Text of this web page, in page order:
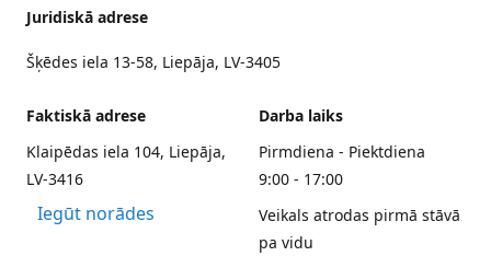
Juridiskā adrese
Šķēdes iela 13-58, Liepāja, LV-3405
Faktiskā adrese
Klaipēdas iela 104, Liepāja,
LV-3416
Iegūt norādes
Darba laiks
Pirmdiena - Piektdiena
9:00 - 17:00
Veikals atrodas pirmā stāvā
pa vidu